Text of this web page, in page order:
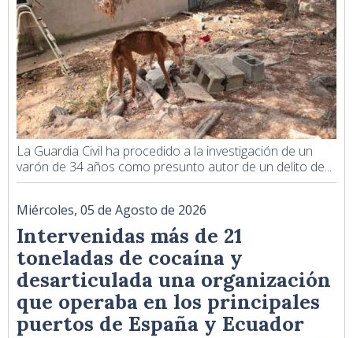
La Guardia Civil ha procedido a la investigación de un
varón de 34 años como presunto autor de un delito de...
Miércoles, 05 de Agosto de 2026
Intervenidas más de 21
toneladas de cocaína y
desarticulada una organización
que operaba en los principales
puertos de España y Ecuador